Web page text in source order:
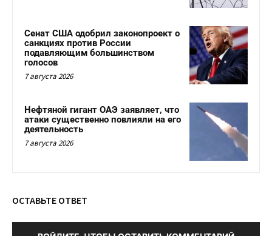
Сенат США одобрил законопроект о
санкциях против России
подавляющим большинством
голосов
7 августа 2026
Нефтяной гигант ОАЭ заявляет, что
атаки существенно повлияли на его
деятельность
7 августа 2026
ОСТАВЬТЕ ОТВЕТ